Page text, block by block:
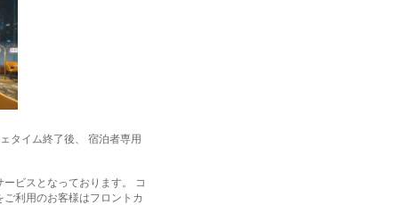
タイム終了後、 宿泊者専用
ビスとなっております。 コ
利用のお客様はフロントカ